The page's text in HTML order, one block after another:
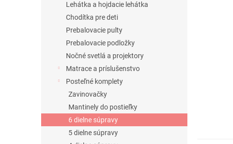
Lehátka a hojdacie lehátka
Chodítka pre deti
Prebalovacie pulty
Prebalovacie podložky
Nočné svetlá a projektory
Matrace a príslušenstvo
Posteľné komplety
Zavinovačky
Mantinely do postieľky
6 dielne súpravy
5 dielne súpravy